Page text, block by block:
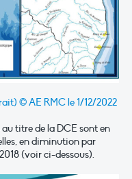
© AE RMC le 1/12/2022
titre de la DCE sont en
en diminution par
(voir ci-dessous).